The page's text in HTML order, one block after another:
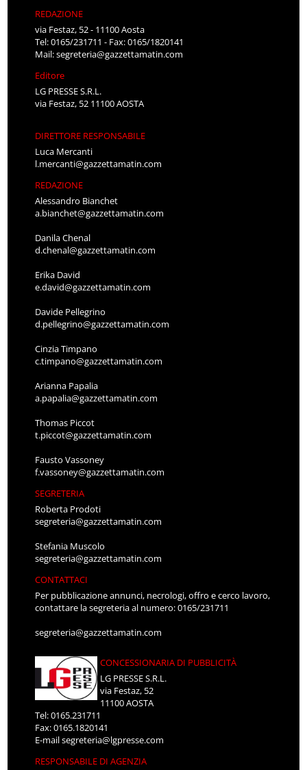
REDAZIONE
via Festaz, 52 - 11100 Aosta
Tel: 0165/231711 - Fax: 0165/1820141
Mail:segreteria@gazzettamatin.com
Editore
LG PRESSE S.R.L.
via Festaz, 52 11100 AOSTA
DIRETTORE RESPONSABILE
Luca Mercanti
l.mercanti@gazzettamatin.com
REDAZIONE
Alessandro Bianchet
a.bianchet@gazzettamatin.com
Danila Chenal
d.chenal@gazzettamatin.com
Erika David
e.david@gazzettamatin.com
Davide Pellegrino
d.pellegrino@gazzettamatin.com
Cinzia Timpano
c.timpano@gazzettamatin.com
Arianna Papalia
a.papalia@gazzettamatin.com
Thomas Piccot
t.piccot@gazzettamatin.com
Fausto Vassoney
f.vassoney@gazzettamatin.com
SEGRETERIA
Roberta Prodoti
segreteria@gazzettamatin.com
Stefania Muscolo
segreteria@gazzettamatin.com
CONTATTACI
Per pubblicazione annunci, necrologi, offro e cerco lavoro,
contattare la segreteria al numero: 0165/231711
segreteria@gazzettamatin.com
CONCESSIONARIA DI PUBBLICITÀ
LG PRESSE S.R.L.
via Festaz, 52
11100 AOSTA
Tel: 0165.231711
Fax: 0165.1820141
E-mailsegreteria@lgpresse.com
RESPONSABILE DI AGENZIA